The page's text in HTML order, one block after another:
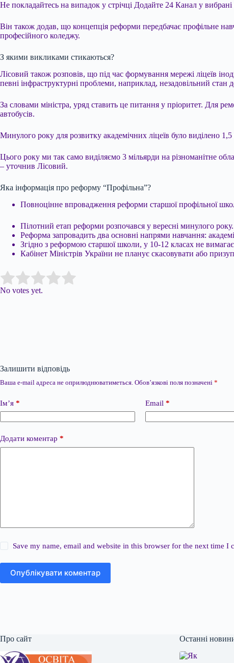
Не покладайтесь на випадок у стрічці Додайте 24 Канал у
Він також додав, що концепція реформи передбачає профільне
професійного коледжу.
З якими викликами стикаються?
Лісовий також розповів, що під час формування мережі ліцеїв
певні інфраструктурні проблеми, наприклад, незадовільний стан
За словами міністра, уряд ставить це питання у пріоритет. Для
автобусів.
Минулого року для розвитку академічних ліцеїв було виділено
Цього року ми так само виділяємо 3 мільярди на різноманітне
– уточнив Лісовий.
Яка інформація про реформу “Профільна”?
Повноцінне впровадження реформи старшої профільної
Пілотний етап реформи розпочався у вересні минулого
Реформа запровадить два основні напрями навчання:
Згідно з реформою старшої школи, у 10-12 класах не
Кабінет Міністрів України не планує скасовувати або
Rate this item:
No votes yet.
Залишити відповідь
Ваша e-mail адреса не оприлюднюватиметься. Обов’язкові поля позначені *
Ім’я * Email *
Додати коментар *
Save my name, email and website in this browser for the next time I
Опублікувати коментар
Про сайт Останні